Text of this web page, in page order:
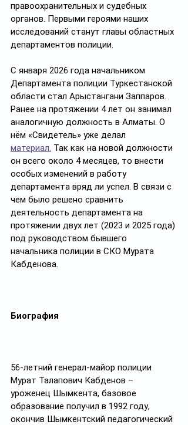
правоохранительных и судебных
органов. Первыми героями наших
исследований станут главы областных
департаментов полиции.
С января 2026 года начальником
Департамента полиции Туркестанской
области стал Арыстангани Заппаров.
Ранее на протяжении 4 лет он занимал
аналогичную должность в Алматы. О
нём «Свидетель» уже делал
материал. Так как на новой должности
он всего около 4 месяцев, то внести
особых изменений в работу
департамента вряд ли успел. В связи с
чем было решено сравнить
деятельность департамента на
протяжении двух лет (2023 и 2025 года)
под руководством бывшего
начальника полиции в СКО Мурата
Кабденова.
Биография
56-летний генерал-майор полиции
Мурат Талапович Кабденов –
уроженец Шымкента, базовое
образование получил в 1992 году,
окончив Шымкентский педагогический